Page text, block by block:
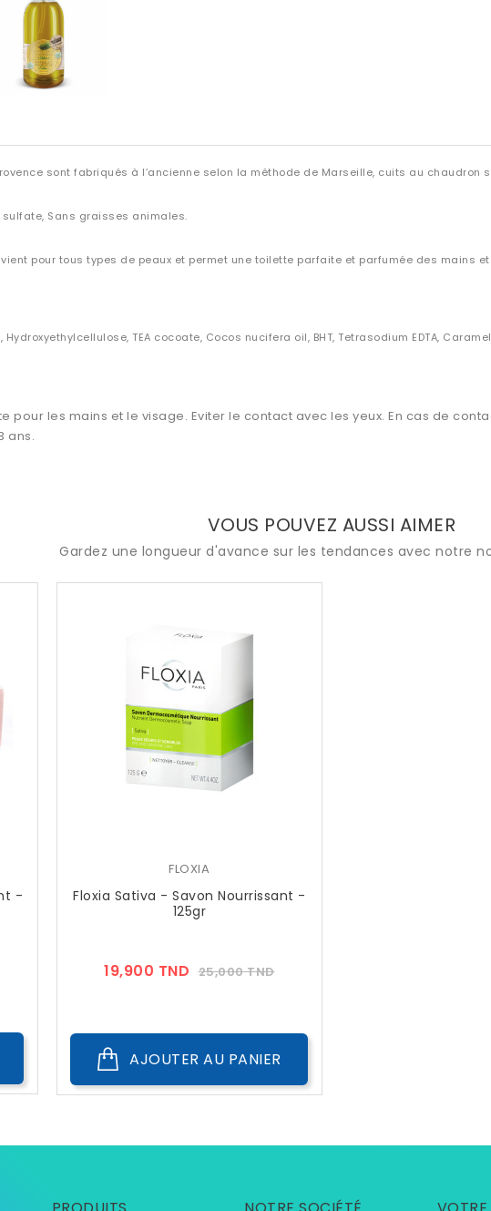
sont fabriqués à l’ancienne selon la méthode de Marseille, cuits au chaudron
sulfate, Sans graisses animales.
pour tous types de peaux et permet une toilette parfaite et parfumée des mains
TEA cocoate, Cocos nucifera oil, BHT, Tetrasodium EDTA,
pour les mains et le visage. Eviter le contact avec les yeux. En cas de
ans.
VOUS POUVEZ AUSSI AIMER
Gardez une longueur d'avance sur les tendances avec notre
-
FLOXIA
Floxia Sativa - Savon Nourrissant -
125gr
19,900 TND Prix
25,000 TNDPrix
AJOUTER AU PANIER